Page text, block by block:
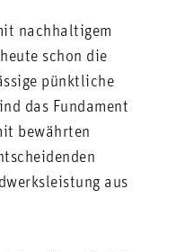
nachhaltigem
schon die
pünktliche
das Fundament
bewährten
aus